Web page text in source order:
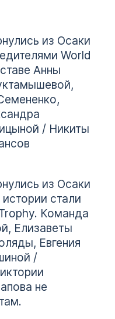
из Осаки
World
Анны
/ Никиты
из Осаки
стали
Команда
Елизаветы
Евгения
/
не